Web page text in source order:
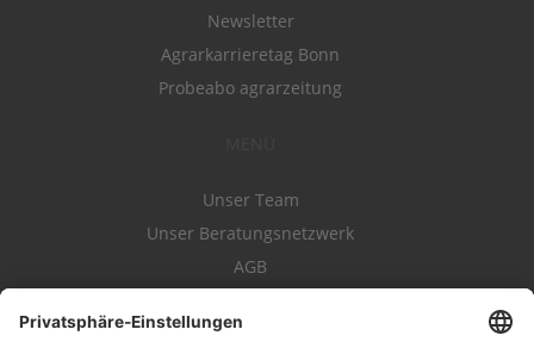
Newsletter
Agrarkarrieretag Bonn
Probeabo agrarzeitung
Unser Team
Unser Beratungsnetzwerk
AGB
Datenschutz